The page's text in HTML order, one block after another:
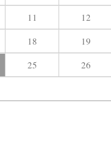
11
12
18
19
25
26